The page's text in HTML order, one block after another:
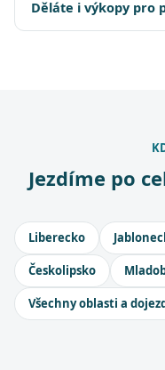
Děláte i výkopy pro
Jezdíme po
Liberecko
Českolipsko
Všechny oblasti a